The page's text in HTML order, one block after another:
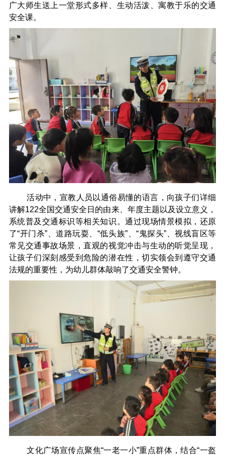
广大师生送上一堂形式多样、生动活泼、寓教于乐的交通
安全课。
活动中，宣教人员以通俗易懂的语言，向孩子们详细
讲解122全国交通安全日的由来、年度主题以及设立意义，
系统普及交通标识等相关知识。通过现场情景模拟，还原
了“开门杀”、道路玩耍、“低头族”、“鬼探头”、视线盲区等
常见交通事故场景，直观的视觉冲击与生动的听觉呈现，
让孩子们深刻感受到危险的潜在性，切实领会到遵守交通
法规的重要性，为幼儿群体敲响了交通安全警钟。
文化广场宣传点聚焦“一老一小”重点群体，结合“一盔